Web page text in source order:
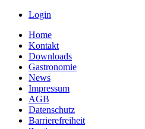
Login
Home
Kontakt
Downloads
Gastronomie
News
Impressum
AGB
Datenschutz
Barrierefreiheit